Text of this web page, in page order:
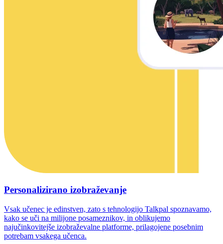
Personalizirano izobraževanje
Vsak učenec je edinstven, zato s tehnologijo Talkpal spoznavamo,
kako se uči na milijone posameznikov, in oblikujemo
najučinkovitejše izobraževalne platforme, prilagojene posebnim
potrebam vsakega učenca.